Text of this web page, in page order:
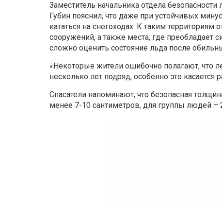
Заместитель начальника отдела
Губин пояснил, что даже при устойчивых
кататься на снегоходах. К таким территориям
сооружений, а также места, где преобладает
сложно оценить состояние льда после
«Некоторые жители ошибочно полагают, что
несколько лет подряд, особенно это
Спасатели напоминают, что безопасная
менее 7-10 сантиметров, для группы людей –